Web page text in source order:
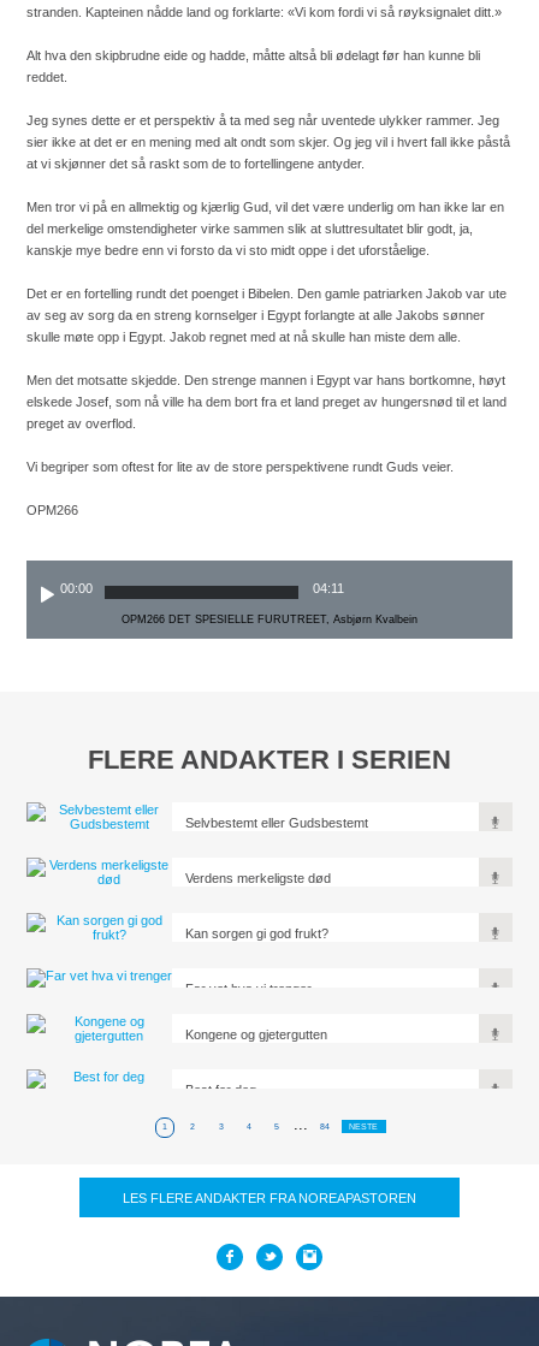
stranden. Kapteinen nådde land og forklarte: «Vi kom fordi vi så røyksignalet ditt.»
Alt hva den skipbrudne eide og hadde, måtte altså bli ødelagt før han kunne bli
reddet.
Jeg synes dette er et perspektiv å ta med seg når uventede ulykker rammer. Jeg
sier ikke at det er en mening med alt ondt som skjer. Og jeg vil i hvert fall ikke påstå
at vi skjønner det så raskt som de to fortellingene antyder.
Men tror vi på en allmektig og kjærlig Gud, vil det være underlig om han ikke lar en
del merkelige omstendigheter virke sammen slik at sluttresultatet blir godt, ja,
kanskje mye bedre enn vi forsto da vi sto midt oppe i det uforståelige.
Det er en fortelling rundt det poenget i Bibelen. Den gamle patriarken Jakob var ute
av seg av sorg da en streng kornselger i Egypt forlangte at alle Jakobs sønner
skulle møte opp i Egypt. Jakob regnet med at nå skulle han miste dem alle.
Men det motsatte skjedde. Den strenge mannen i Egypt var hans bortkomne, høyt
elskede Josef, som nå ville ha dem bort fra et land preget av hungersnød til et land
preget av overflod.
Vi begriper som oftest for lite av de store perspektivene rundt Guds veier.
OPM266
00:00 04:11
OPM266 DET SPESIELLE FURUTREET, Asbjørn Kvalbein
FLERE ANDAKTER I SERIEN
Selvbestemt eller Gudsbestemt
Verdens merkeligste død
Kan sorgen gi god frukt?
Far vet hva vi trenger
Kongene og gjetergutten
Best for deg
1 2 3 4 5 ... 84 NESTE
LES FLERE ANDAKTER FRA NOREAPASTOREN